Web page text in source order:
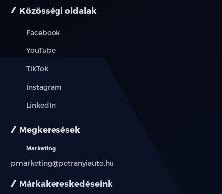
Márkakereskedéseink
Közösségi oldalak
Facebook
YouTube
TikTok
Instagram
LinkedIn
Megkeresések
Marketing
pmarketing@petranyiauto.hu